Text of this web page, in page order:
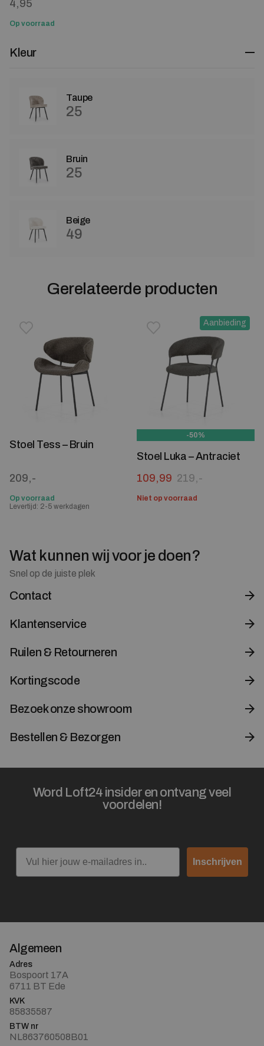
4,95
Op voorraad
Kleur
Taupe
25
Bruin
25
Beige
49
Gerelateerde producten
Toevoegen aan verlanglijstje
Verwijderen van verlanglijst
Stoel Tess – Bruin
209,-
Op voorraad
Levertijd: 2-5 werkdagen
Aanbieding
Toevoegen aan
Verwijderen van verlanglijst
-50%
Stoel Luka – Antraciet
219,-
Oorspronkelijke prijs
109,99
Huidige prijs is: 109,99.
Niet op voorraad
Wat kunnen wij voor je doen?
Snel op de juiste plek
Contact
Klantenservice
Ruilen & Retourneren
Kortingscode
Bezoek onze showroom
Bestellen & Bezorgen
Word Loft24 insider en ontvang veel
voordelen!
Email
Inschrijven
Algemeen
Adres
Bospoort 17A
6711 BT Ede
KVK
85835587
BTW nr
NL863760508B01